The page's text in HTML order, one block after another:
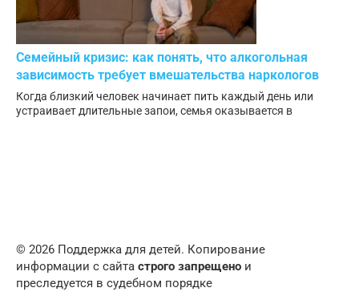
Семейный кризис: как понять, что алкогольная
зависимость требует вмешательства наркологов
Когда близкий человек начинает пить каждый день или
устраивает длительные запои, семья оказывается в
© 2026 Поддержка для детей. Копирование
информации с сайта строго запрещено и
преследуется в судебном порядке